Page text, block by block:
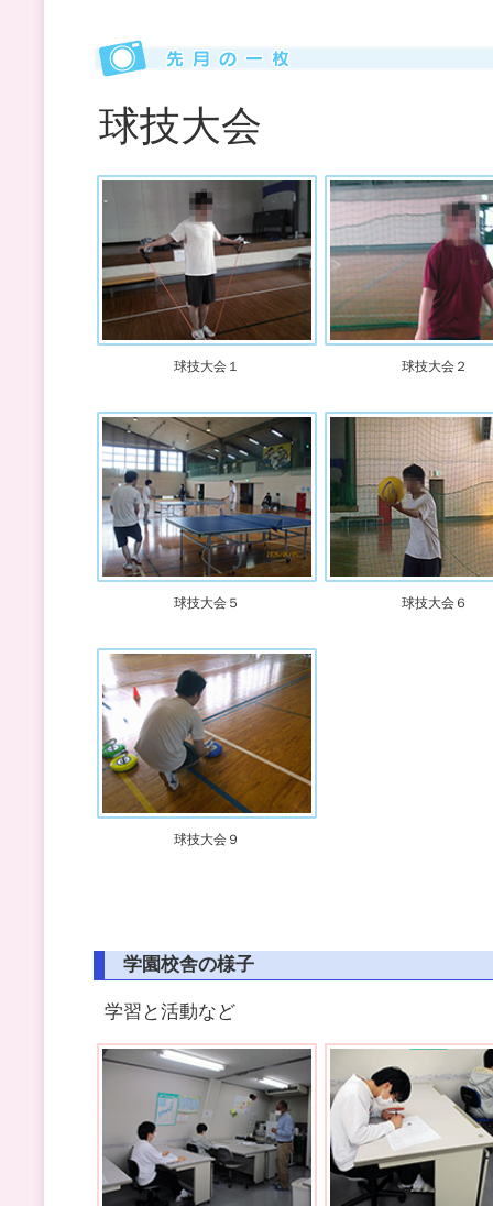
球技大会
球技大会１ 球技大会２
球技大会５ 球技大会６
球技大会９
学園校舎の様子
学習と活動など